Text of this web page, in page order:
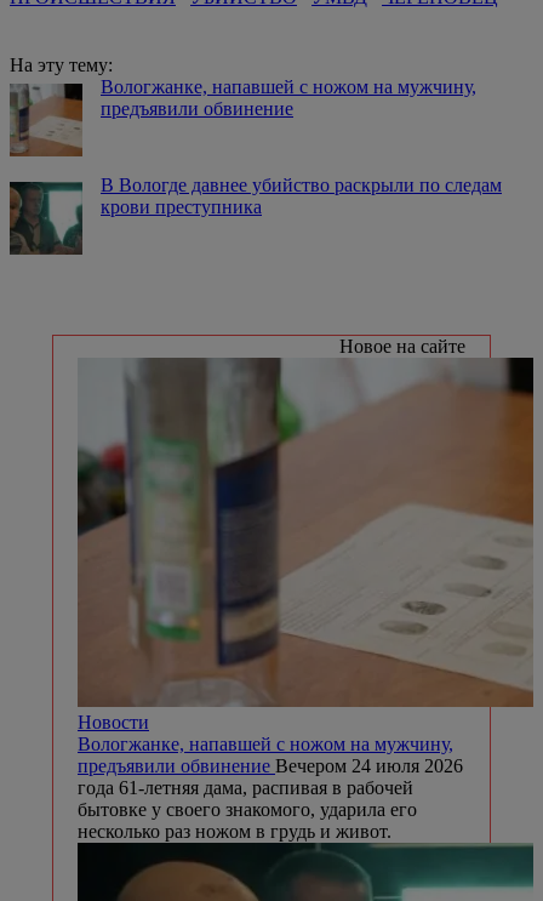
На эту тему:
Вологжанке, напавшей с ножом на мужчину,
предъявили обвинение
В Вологде давнее убийство раскрыли по следам
крови преступника
Новое на сайте
Новости
Вологжанке, напавшей с ножом на мужчину,
предъявили обвинение Вечером 24 июля 2026
года 61-летняя дама, распивая в рабочей
бытовке у своего знакомого, ударила его
несколько раз ножом в грудь и живот.